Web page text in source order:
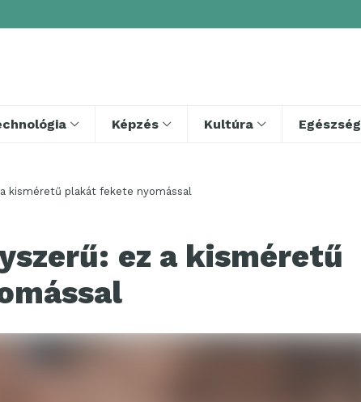
Képzés Kultúra Egészség
kisméretű plakát fekete nyomással
ez a kisméretű